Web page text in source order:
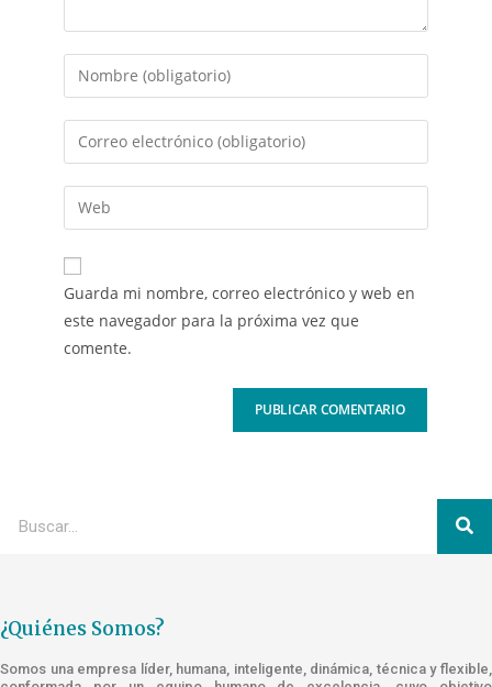
Guarda mi nombre, correo electrónico y web en
este navegador para la próxima vez que
comente.
¿Quiénes Somos?
Somos una empresa líder, humana, inteligente, dinámica, técnica y flexible,